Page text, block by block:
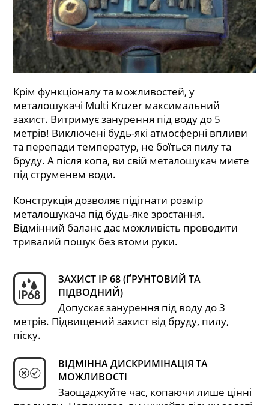
Крім функціоналу та можливостей, у
металошукачі Multi Kruzer максимальний
захист. Витримує занурення під воду до 5
метрів! Виключені будь-які атмосферні впливи
та перепади температур, не боїться пилу та
бруду. А після копа, ви свій металошукач миєте
під струменем води.
Конструкція дозволяє підігнати розмір
металошукача під будь-яке зростання.
Відмінний баланс дає можливість проводити
тривалий пошук без втоми руки.
ЗАХИСТ IP 68 (ҐРУНТОВИЙ ТА
ПІДВОДНИЙ)
Допускає занурення під воду до 3
метрів. Підвищений захист від бруду, пилу,
піску.
ВІДМІННА ДИСКРИМІНАЦІЯ ТА
МОЖЛИВОСТІ
Заощаджуйте час, копаючи лише цінні